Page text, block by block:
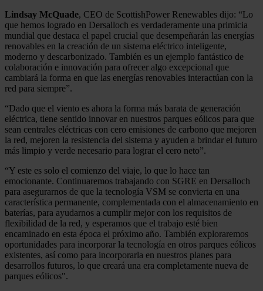
Lindsay McQuade, CEO de ScottishPower Renewables dijo: “Lo
que hemos logrado en Dersalloch es verdaderamente una primicia
mundial que destaca el papel crucial que desempeñarán las energías
renovables en la creación de un sistema eléctrico inteligente,
moderno y descarbonizado. También es un ejemplo fantástico de
colaboración e innovación para ofrecer algo excepcional que
cambiará la forma en que las energías renovables interactúan con la
red para siempre”.
“Dado que el viento es ahora la forma más barata de generación
eléctrica, tiene sentido innovar en nuestros parques eólicos para que
sean centrales eléctricas con cero emisiones de carbono que mejoren
la red, mejoren la resistencia del sistema y ayuden a brindar el futuro
más limpio y verde necesario para lograr el cero neto”.
“Y este es solo el comienzo del viaje, lo que lo hace tan
emocionante. Continuaremos trabajando con SGRE en Dersalloch
para asegurarnos de que la tecnología VSM se convierta en una
característica permanente, complementada con el almacenamiento en
baterías, para ayudarnos a cumplir mejor con los requisitos de
flexibilidad de la red, y esperamos que el trabajo esté bien
encaminado en esta época el próximo año. También exploraremos
oportunidades para incorporar la tecnología en otros parques eólicos
existentes, así como para incorporarla en nuestros planes para
desarrollos futuros, lo que creará una era completamente nueva de
parques eólicos".